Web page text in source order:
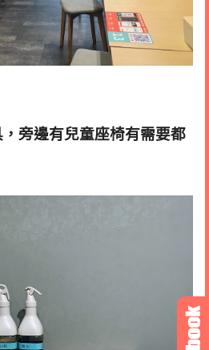
旁邊有兒童座椅有需要都